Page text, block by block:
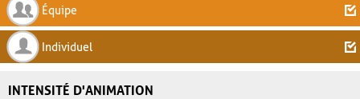
Équipe
Individuel
INTENSITÉ D'ANIMATION